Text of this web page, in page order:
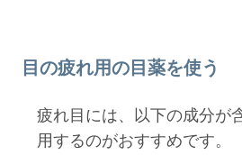
目の疲れ用の目薬を使う
疲れ目には、以下の成分が
用するのがおすすめです。